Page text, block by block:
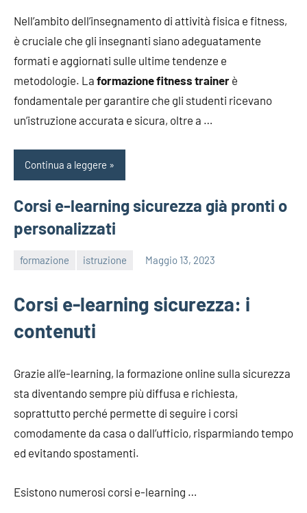
Nell’ambito dell’insegnamento di attività fisica e fitness,
è cruciale che gli insegnanti siano adeguatamente
formati e aggiornati sulle ultime tendenze e
metodologie. La formazione fitness trainer è
fondamentale per garantire che gli studenti ricevano
un’istruzione accurata e sicura, oltre a …
Continua a leggere
Corsi e-learning sicurezza già pronti o
personalizzati
formazione istruzione Maggio 13, 2023
Corsi e-learning sicurezza: i
contenuti
Grazie all’e-learning, la formazione online sulla sicurezza
sta diventando sempre più diffusa e richiesta,
soprattutto perché permette di seguire i corsi
comodamente da casa o dall’ufficio, risparmiando tempo
ed evitando spostamenti.
Esistono numerosi corsi e-learning …